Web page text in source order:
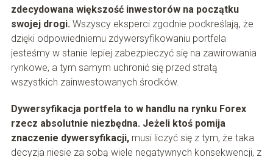
zdecydowana większość inwestorów na początku
swojej drogi. Wszyscy eksperci zgodnie podkreślają, że
dzięki odpowiedniemu zdywersyfikowaniu portfela
jesteśmy w stanie lepiej zabezpieczyć się na zawirowania
rynkowe, a tym samym uchronić się przed stratą
wszystkich zainwestowanych środków.
Dywersyfikacja portfela to w handlu na rynku Forex
rzecz absolutnie niezbędna. Jeżeli ktoś pomija
znaczenie dywersyfikacji, musi liczyć się z tym, że taka
decyzja niesie za sobą wiele negatywnych konsekwencji, z